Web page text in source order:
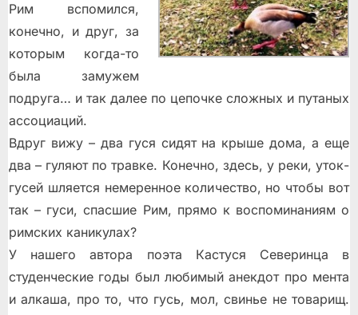
Рим вспомился,
конечно, и друг, за
которым когда-то
была замужем
подруга… и так далее по цепочке сложных и путаных
ассоциаций.
Вдруг вижу – два гуся сидят на крыше дома, а еще
два – гуляют по травке. Конечно, здесь, у реки, уток-
гусей шляется немеренное количество, но чтобы вот
так – гуси, спасшие Рим, прямо к воспоминаниям о
римских каникулах?
У нашего автора поэта Кастуся Северинца в
студенческие годы был любимый анекдот про мента
и алкаша, про то, что гусь, мол, свинье не товарищ.